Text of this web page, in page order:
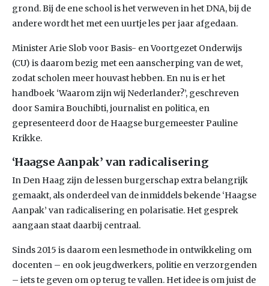
grond. Bij de ene school is het verweven in het DNA, bij de
andere wordt het met een uurtje les per jaar afgedaan.
Minister Arie Slob voor Basis- en Voortgezet Onderwijs
(CU) is daarom bezig met een aanscherping van de wet,
zodat scholen meer houvast hebben. En nu is er het
handboek ‘Waarom zijn wij Nederlander?’, geschreven
door Samira Bouchibti, journalist en politica, en
gepresenteerd door de Haagse burgemeester Pauline
Krikke.
‘Haagse Aanpak’ van radicalisering
In Den Haag zijn de lessen burgerschap extra belangrijk
gemaakt, als onderdeel van de inmiddels bekende ‘Haagse
Aanpak’ van radicalisering en polarisatie. Het gesprek
aangaan staat daarbij centraal.
Sinds 2015 is daarom een lesmethode in ontwikkeling om
docenten – en ook jeugdwerkers, politie en verzorgenden
– iets te geven om op terug te vallen. Het idee is om juist de